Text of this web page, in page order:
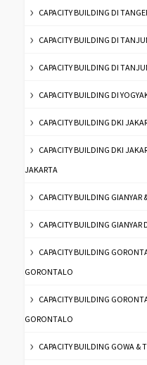
CAPACITY BUILDING DI
CAPACITY BUILDING DI
CAPACITY BUILDING DI
CAPACITY BUILDING DI
CAPACITY BUILDING DKI
CAPACITY BUILDING DKI
JAKARTA
CAPACITY BUILDING GIANYAR
CAPACITY BUILDING
CAPACITY BUILDING
GORONTALO
CAPACITY BUILDING
GORONTALO
CAPACITY BUILDING GOWA &